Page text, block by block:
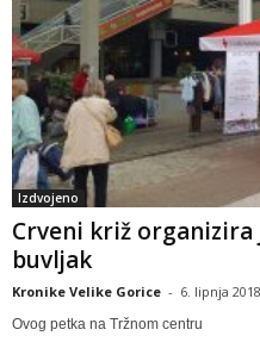
Izdvojeno
Crveni križ
buvljak
Kronike Velike Gorice - 6. lipnja 2018
Ovog petka na Tržnom centru